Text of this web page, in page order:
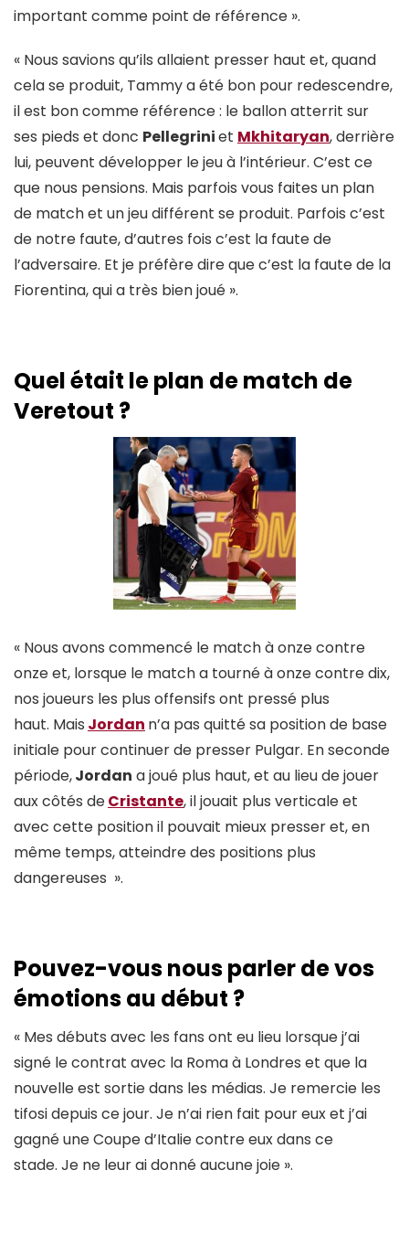
important comme point de référence ».
« Nous savions qu’ils allaient presser haut et, quand
cela se produit, Tammy a été bon pour redescendre,
il est bon comme référence : le ballon atterrit sur
ses pieds et donc Pellegriniet Mkhitaryan, derrière
lui, peuvent développer le jeu à l’intérieur. C’est ce
que nous pensions. Mais parfois vous faites un plan
de match et un jeu différent se produit. Parfois c’est
de notre faute, d’autres fois c’est la faute de
l’adversaire. Et je préfère dire que c’est la faute de la
Fiorentina, qui a très bien joué ».
Quel était le plan de match de
Veretout ?
« Nous avons commencé le match à onze contre
onze et, lorsque le match a tourné à onze contre dix,
nos joueurs les plus offensifs ont pressé plus
haut. Mais Jordan n’a pas quitté sa position de base
initiale pour continuer de presser Pulgar. En seconde
période,Jordan a joué plus haut, et au lieu de jouer
aux côtés deCristante, il jouait plus verticale et
avec cette position il pouvait mieux presser et, en
même temps, atteindre des positions plus
dangereuses ».
Pouvez-vous nous parler de vos
émotions au début ?
« Mes débuts avec les fans ont eu lieu lorsque j’ai
signé le contrat avec la Roma à Londres et que la
nouvelle est sortie dans les médias. Je remercie les
tifosi depuis ce jour. Je n’ai rien fait pour eux et j’ai
gagné une Coupe d’Italie contre eux dans ce
stade. Je ne leur ai donné aucune joie ».